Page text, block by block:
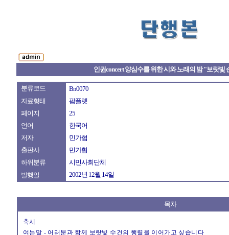
인권concert 양심수를 위한 시와 노래의 밤 "보랏빛
분류코드
Bn0070
자료형태
팜플렛
페이지
25
언어
한국어
저자
민가협
출판사
민가협
하위분류
시민사회단체
발행일
2002년 12월 14일
목차
축시
여는말 - 어러분과 함께 보랏빛 수건의 행렬을 이어가고 싶습니다